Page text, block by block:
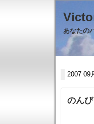
あなたの
2007 09
のん